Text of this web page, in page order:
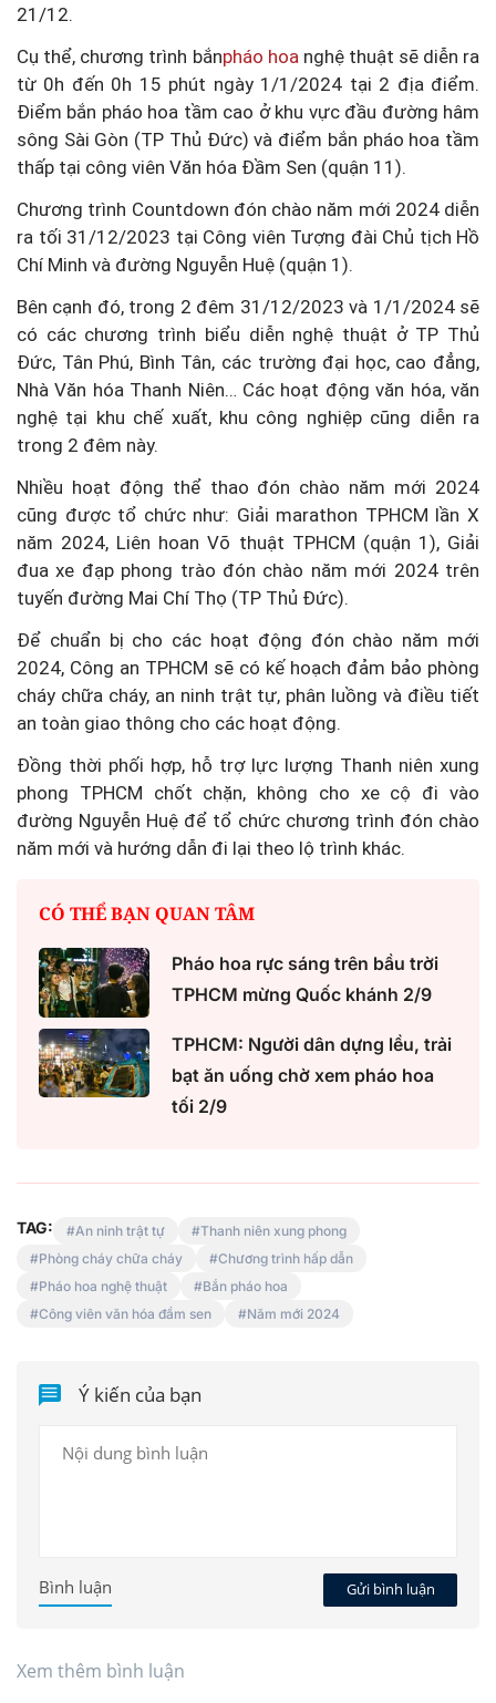
21/12.
Cụ thể, chương trình bắnpháo hoa nghệ thuật sẽ diễn ra
từ 0h đến 0h 15 phút ngày 1/1/2024 tại 2 địa điểm.
Điểm bắn pháo hoa tầm cao ở khu vực đầu đường hâm
sông Sài Gòn (TP Thủ Đức) và điểm bắn pháo hoa tầm
thấp tại công viên Văn hóa Đầm Sen (quận 11).
Chương trình Countdown đón chào năm mới 2024 diễn
ra tối 31/12/2023 tại Công viên Tượng đài Chủ tịch Hồ
Chí Minh và đường Nguyễn Huệ (quận 1).
Bên cạnh đó, trong 2 đêm 31/12/2023 và 1/1/2024 sẽ
có các chương trình biểu diễn nghệ thuật ở TP Thủ
Đức, Tân Phú, Bình Tân, các trường đại học, cao đẳng,
Nhà Văn hóa Thanh Niên… Các hoạt động văn hóa, văn
nghệ tại khu chế xuất, khu công nghiệp cũng diễn ra
trong 2 đêm này.
Nhiều hoạt động thể thao đón chào năm mới 2024
cũng được tổ chức như: Giải marathon TPHCM lần X
năm 2024, Liên hoan Võ thuật TPHCM (quận 1), Giải
đua xe đạp phong trào đón chào năm mới 2024 trên
tuyến đường Mai Chí Thọ (TP Thủ Đức).
Để chuẩn bị cho các hoạt động đón chào năm mới
2024, Công an TPHCM sẽ có kế hoạch đảm bảo phòng
cháy chữa cháy, an ninh trật tự, phân luồng và điều tiết
an toàn giao thông cho các hoạt động.
Đồng thời phối hợp, hỗ trợ lực lượng Thanh niên xung
phong TPHCM chốt chặn, không cho xe cộ đi vào
đường Nguyễn Huệ để tổ chức chương trình đón chào
năm mới và hướng dẫn đi lại theo lộ trình khác.
CÓ THỂ BẠN QUAN TÂM
Pháo hoa rực sáng trên bầu trời
TPHCM mừng Quốc khánh 2/9
TPHCM: Người dân dựng lều, trải
bạt ăn uống chờ xem pháo hoa
tối 2/9
TAG: An ninh trật tự
Thanh niên xung phong
Phòng cháy chữa cháy
Chương trình hấp dẫn
Pháo hoa nghệ thuật
Bắn pháo hoa
Công viên văn hóa đầm sen
Năm mới 2024
Ý kiến của bạn
Gửi bình luận
Bình luận
Xem thêm bình luận